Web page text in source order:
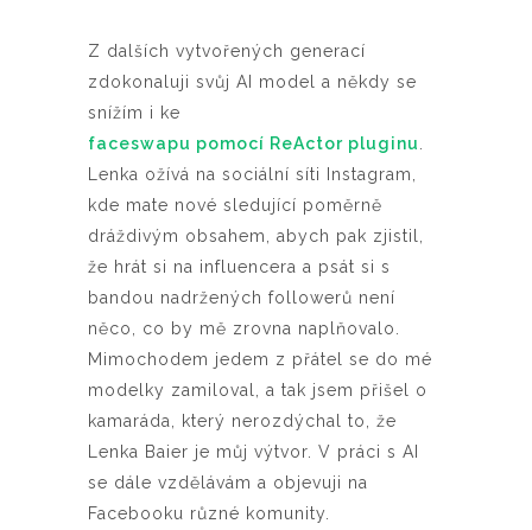
Z dalších vytvořených generací
zdokonaluji svůj AI model a někdy se
snížím i ke
faceswapu pomocí ReActor pluginu
Lenka ožívá na sociální síti Instagram,
kde mate nové sledující poměrně
dráždivým obsahem, abych pak zjistil,
že hrát si na influencera a psát si s
bandou nadržených followerů není
něco, co by mě zrovna naplňovalo.
Mimochodem jedem z přátel se do mé
modelky zamiloval, a tak jsem přišel o
kamaráda, který nerozdýchal to, že
Lenka Baier je můj výtvor. V práci s AI
se dále vzdělávám a objevuji na
Facebooku různé komunity.